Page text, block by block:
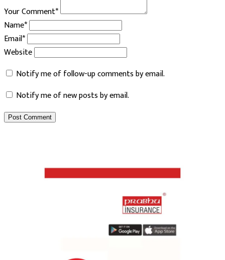
Your Comment*
Name*
Email*
Website
Notify me of follow-up comments by email.
Notify me of new posts by email.